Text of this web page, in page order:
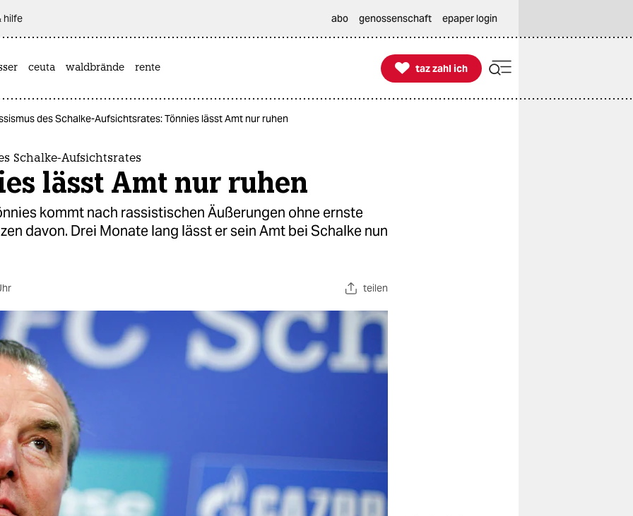
hilfe abo genossenschaft epaper login
ceuta waldbrände rente 
taz zahl ich
taz zahl ich
des Schalke-Aufsichtsrates: Tönnies lässt Amt nur ruhen
Schalke-Aufsichtsrates
lässt Amt nur ruhen
kommt nach rassistischen Äußerungen ohne ernste
davon. Drei Monate lang lässt er sein Amt bei Schalke nun
teilen